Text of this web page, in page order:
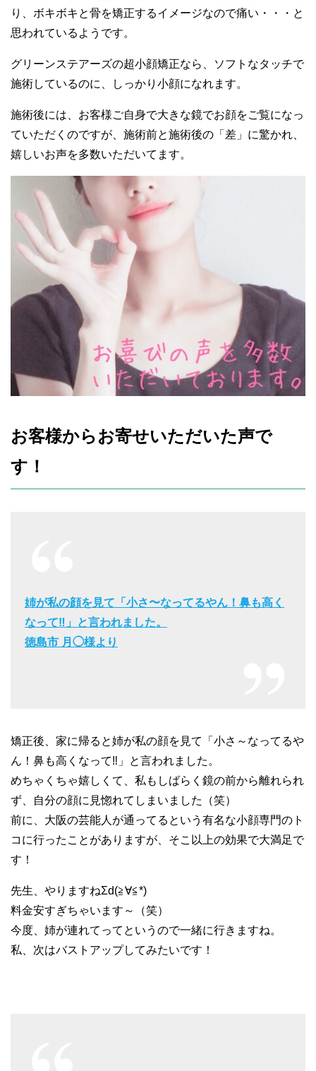
り、ボキボキと骨を矯正するイメージなので痛い・・・と
思われているようです。
グリーンステアーズの超小顔矯正なら、ソフトなタッチで
施術しているのに、しっかり小顔になれます。
施術後には、お客様ご自身で大きな鏡でお顔をご覧になっ
ていただくのですが、施術前と施術後の「差」に驚かれ、
嬉しいお声を多数いただいてます。
お客様からお寄せいただいた声で
す！
姉が私の顔を見て「小さ〜なってるやん！鼻も高く
なって‼︎」と言われました。
徳島市 月◯様より
矯正後、家に帰ると姉が私の顔を見て「小さ～なってるや
ん！鼻も高くなって‼︎」と言われました。
めちゃくちゃ嬉しくて、私もしばらく鏡の前から離れられ
ず、自分の顔に見惚れてしまいました（笑）
前に、大阪の芸能人が通ってるという有名な小顔専門のト
コに行ったことがありますが、そこ以上の効果で大満足で
す！
先生、やりますねΣd(≧∀≦*)
料金安すぎちゃいます～（笑）
今度、姉が連れてってというので一緒に行きますね。
私、次はバストアップしてみたいです！